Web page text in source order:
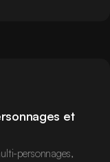
et
personnages,